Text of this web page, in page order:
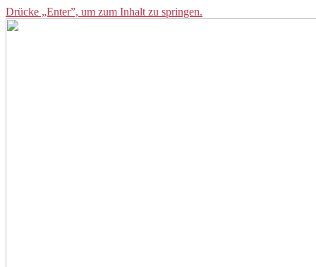
Drücke „Enter”, um zum Inhalt zu springen.